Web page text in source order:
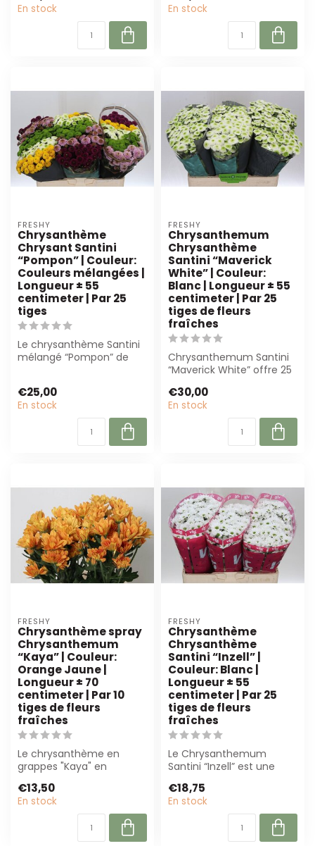
En stock En stock
FRESHY
Chrysanthème
Chrysant Santini
“Pompon” | Couleur:
Couleurs mélangées |
Longueur ± 55
centimeter | Par 25
tiges
Le chrysanthème Santini
mélangé “Pompon” de
€25,00
En stock
FRESHY
Chrysanthemum
Chrysanthème
Santini “Maverick
White” | Couleur:
Blanc | Longueur ± 55
centimeter | Par 25
tiges de fleurs
fraîches
Chrysanthemum Santini
“Maverick White” offre 25
nettes,...
€30,00
En stock
FRESHY
Chrysanthème spray
Chrysanthemum
“Kaya” | Couleur:
Orange Jaune |
Longueur ± 70
centimeter | Par 10
tiges de fleurs
fraîches
Le chrysanthème en
grappes "Kaya" en
pour bouquets et é...
€13,50
En stock
FRESHY
Chrysanthème
Chrysanthème
Santini “Inzell” |
Couleur: Blanc |
Longueur ± 55
centimeter | Par 25
tiges de fleurs
fraîches
Le Chrysanthemum
Santini “Inzell” est une
qualité, de 55...
€18,75
En stock